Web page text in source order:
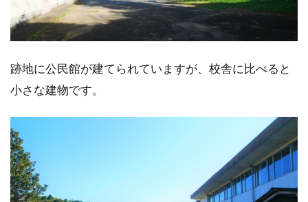
跡地に公民館が建てられていますが、校舎に比べると
小さな建物です。